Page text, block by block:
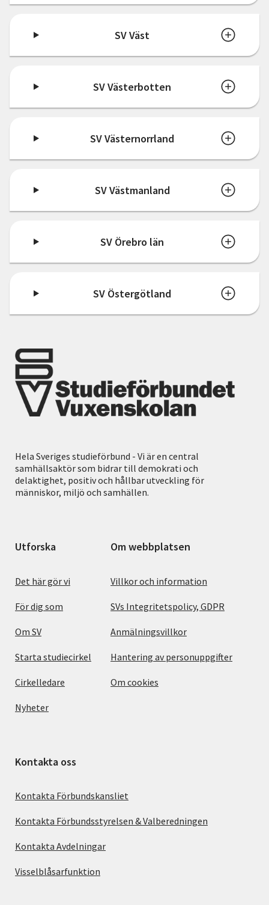
SV Väst
SV Västerbotten
SV Västernorrland
SV Västmanland
SV Örebro län
SV Östergötland
Hela Sveriges studieförbund - Vi är en central
samhällsaktör som bidrar till demokrati och
delaktighet, positiv och hållbar utveckling för
människor, miljö och samhällen.
Utforska
Det här gör vi
För dig som
Om SV
Starta studiecirkel
Cirkelledare
Nyheter
Om webbplatsen
Villkor och information
SVs Integritetspolicy, GDPR
Anmälningsvillkor
Hantering av personuppgifter
Om cookies
Kontakta oss
Kontakta Förbundskansliet
Kontakta Förbundsstyrelsen & Valberedningen
Kontakta Avdelningar
Visselblåsarfunktion